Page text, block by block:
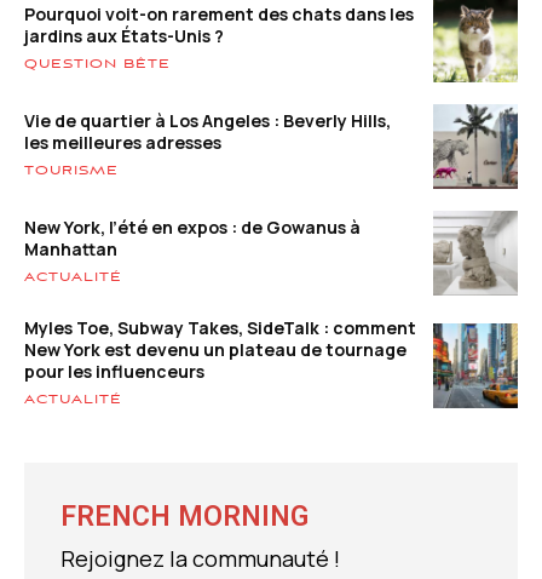
Pourquoi voit-on rarement des chats dans les
jardins aux États-Unis ?
QUESTION BÊTE
Vie de quartier à Los Angeles : Beverly Hills,
les meilleures adresses
TOURISME
New York, l’été en expos : de Gowanus à
Manhattan
ACTUALITÉ
Myles Toe, Subway Takes, SideTalk : comment
New York est devenu un plateau de tournage
pour les influenceurs
ACTUALITÉ
FRENCH MORNING
Rejoignez la communauté !